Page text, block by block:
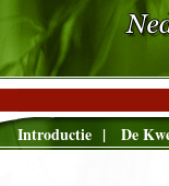
Introductie | De